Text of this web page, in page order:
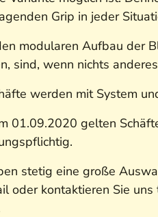
Grip in jeder
modularen Aufbau der
sind, wenn nichts
werden mit System
01.09.2020 gelten
stetig eine große
oder kontaktieren Sie